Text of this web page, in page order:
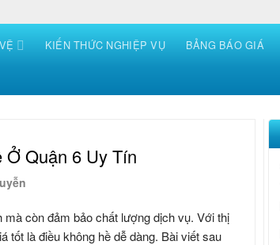
KIẾN THỨC NGHIỆP VỤ BẢNG BÁO GIÁ
Quận 6 Uy Tín
còn đảm bảo chất lượng dịch vụ. Với thị
tốt là điều không hề dễ dàng. Bài viết sau